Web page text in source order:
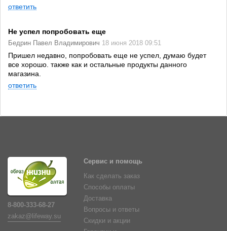
ответить
Не успел попробовать еще
Бедрин Павел Владимирович 18 июня 2018 09:51
Пришел недавно, попробовать еще не успел, думаю будет
все хорошо. также как и остальные продукты данного
магазина.
ответить
8-800-333-68-27
zakaz@lifeway.su
Сервис и помощь
Как сделать заказ
Способы оплаты
Доставка
Вопросы и ответы
Скидки и акции